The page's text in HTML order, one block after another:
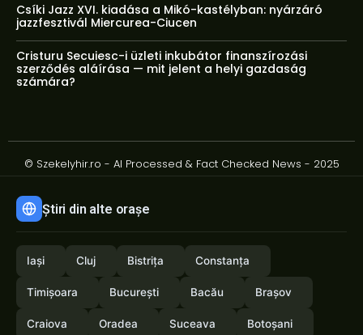
Csíki Jazz XVI. kiadása a Mikó-kastélyban: nyárzáró
jazzfesztivál Miercurea-Ciucen
Cristuru Secuiesc-i üzleti inkubátor finanszírozási
szerződés aláírása — mit jelent a helyi gazdaság
számára?
© Szekelyhir.ro - AI Processed & Fact Checked News - 2025
Știri din alte orașe
Iași Cluj Bistrița Constanța
Timișoara București Bacău Brașov
Craiova Oradea Suceava Botoșani